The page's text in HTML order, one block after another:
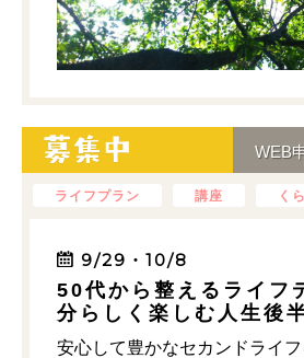
WEB
ライフプラン 講座 く
9/29・10/8
50代から整えるライフ
分らしく楽しむ人生後
安心して豊かなセカンドライ